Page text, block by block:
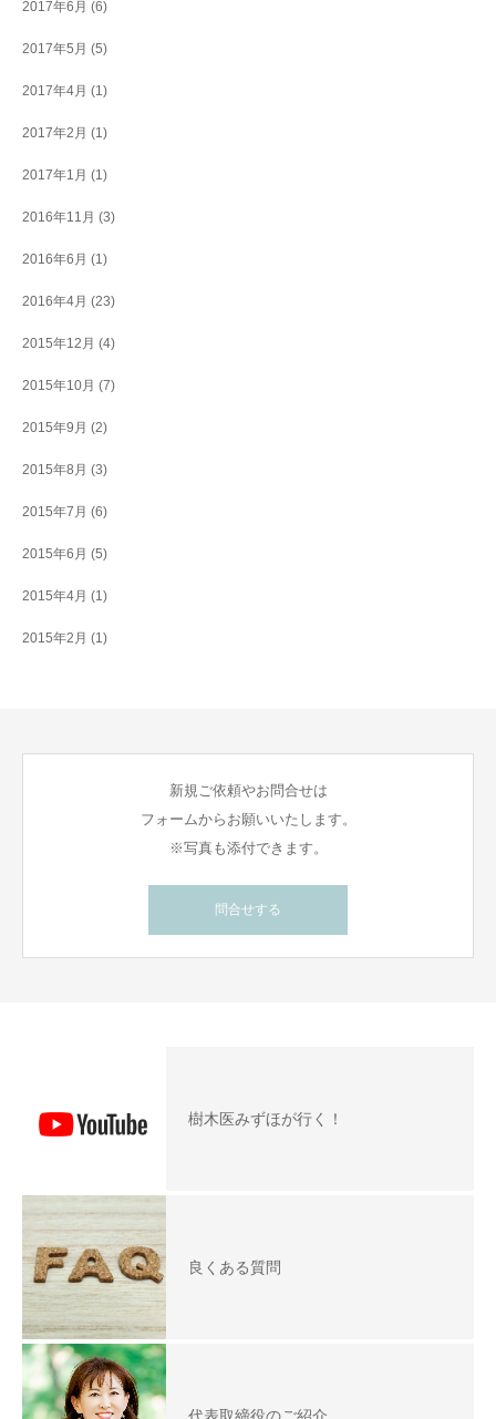
2017年6月 (6)
2017年5月 (5)
2017年4月 (1)
2017年2月 (1)
2017年1月 (1)
2016年11月 (3)
2016年6月 (1)
2016年4月 (23)
2015年12月 (4)
2015年10月 (7)
2015年9月 (2)
2015年8月 (3)
2015年7月 (6)
2015年6月 (5)
2015年4月 (1)
2015年2月 (1)
新規ご依頼やお問合せは
フォームからお願いいたします。
※写真も添付できます。
問合せする
樹木医みずほが行く！
良くある質問
代表取締役のご紹介